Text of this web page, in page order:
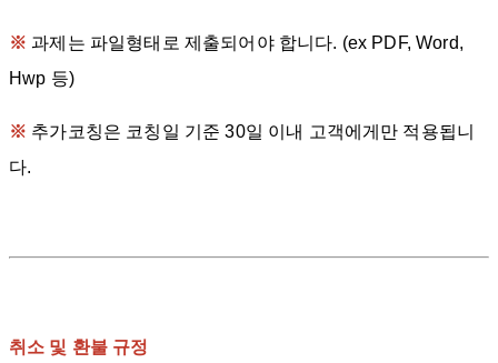
※ 과제는 파일형태로 제출되어야 합니다. (ex PDF, Word,
Hwp 등)
※ 추가코칭은 코칭일 기준 30일 이내 고객에게만 적용됩니
다.
취소 및 환불 규정